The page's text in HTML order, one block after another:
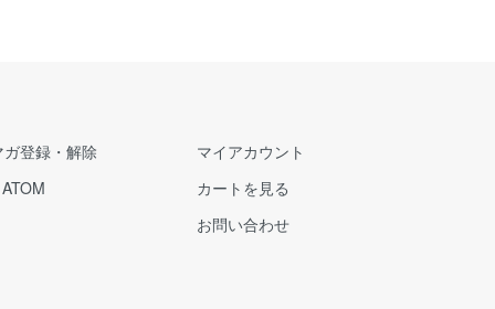
ガ登録・解除
ATOM
マイアカウント
カートを見る
お問い合わせ